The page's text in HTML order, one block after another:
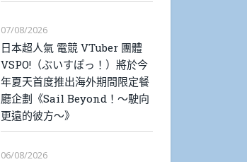
07/08/2026
日本超人氣 電競 VTuber 團體
VSPO!（ぶいすぽっ！）將於今
年夏天首度推出海外期間限定餐
廳企劃《Sail Beyond！～駛向
更遠的彼方～》
06/08/2026